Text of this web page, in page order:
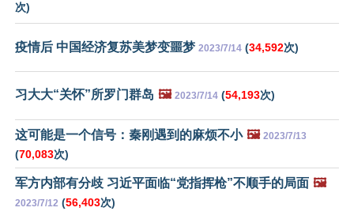
次)
疫情后 中国经济复苏美梦变噩梦 2023/7/14 (34,592次)
习大大“关怀”所罗门群岛 🖼️ 2023/7/14 (54,193次)
这可能是一个信号：秦刚遇到的麻烦不小 🖼️ 2023/7/13
(70,083次)
军方内部有分歧 习近平面临“党指挥枪”不顺手的局面 🖼️
2023/7/12 (56,403次)